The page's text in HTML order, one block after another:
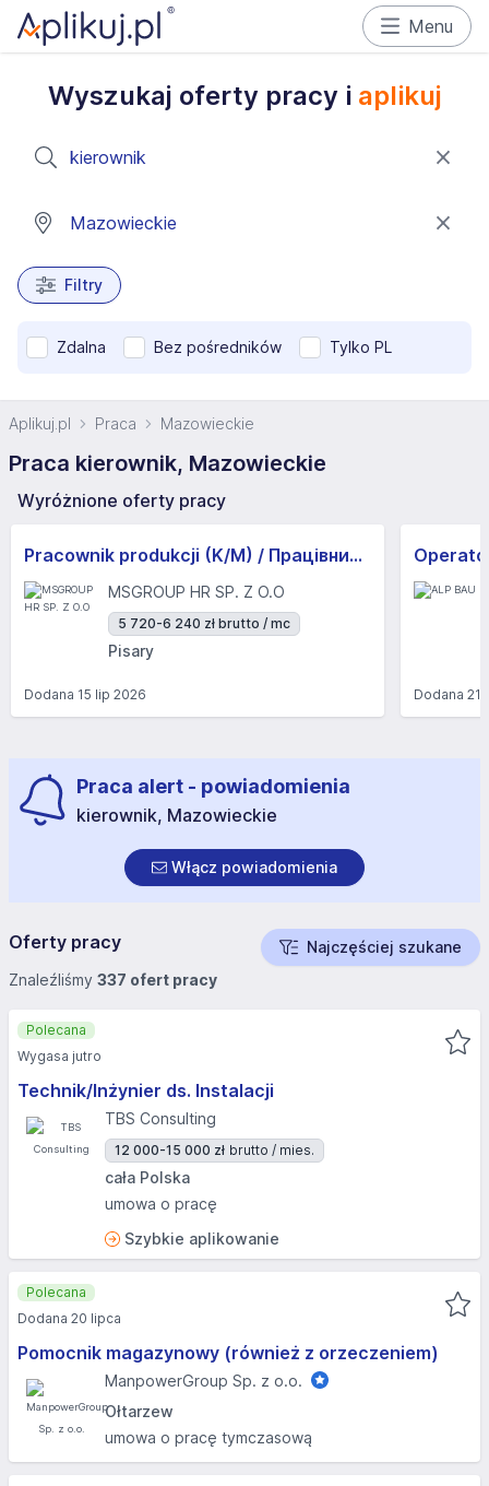
Menu
Wyszukaj oferty pracy i aplikuj
Filtry
Zdalna Bez pośredników Tylko PL
Aplikuj.pl Praca Mazowieckie
Praca kierownik, Mazowieckie
Wyróżnione oferty pracy
Pracownik produkcji (K/M) / Працівники продукції Huber-Suhner (K/M)
MSGROUP HR SP. Z O.O
5 720-6 240 zł brutto / mc
Pisary
Dodana 15 lip 2026 Dodana21
Praca alert - powiadomienia
kierownik, Mazowieckie
Włącz powiadomienia
Oferty pracy
Najczęściej szukane
Znaleźliśmy 337 ofert pracy
Technik/Inżynier ds. Instalacji
TBS Consulting
12 000-15 000 zł brutto / mies.
cała Polska
umowa o pracę
Szybkie aplikowanie
Polecana
Wygasa jutro
Pomocnik magazynowy (również z orzeczeniem)
ManpowerGroup Sp. z o.o.
Ołtarzew
umowa o pracę tymczasową
Polecana
Dodana 20 lipca